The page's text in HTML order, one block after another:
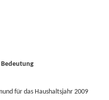
für das Haushaltsjahr 2009